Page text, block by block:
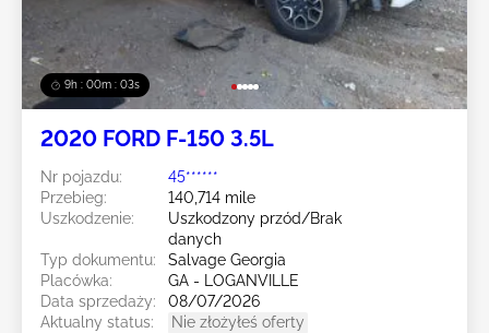
9h : 00m : 01s
2020 FORD F-150 3.5L
Nr pojazdu:
45******
Przebieg:
140,714 mile
Uszkodzenie:
Uszkodzony przód/Brak
danych
Typ dokumentu:
Salvage Georgia
Placówka:
GA - LOGANVILLE
Data sprzedaży:
08/07/2026
Aktualny status:
Nie złożyłeś oferty